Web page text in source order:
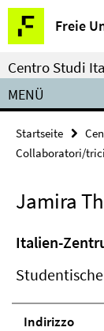
Springe
direkt
zu
Inhalt
Freie
Service-
Navigation
Centro Studi
MENÜ
Startseite
Collaboratori/trici
Jamira
Italien-
Indirizzo